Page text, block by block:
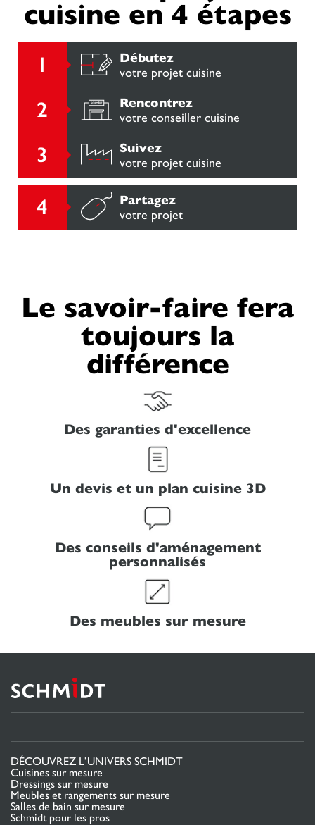
cuisine en 4 étapes
Débutez
votre projet cuisine
Rencontrez
votre conseiller cuisine
Suivez
votre projet cuisine
Partagez
votre projet
Le savoir-faire fera
toujours la
différence
Des garanties d'excellence
Un devis et un plan cuisine 3D
Des conseils d'aménagement
personnalisés
Des meubles sur mesure
DÉCOUVREZ L’UNIVERS SCHMIDT
Cuisines sur mesure
Dressings sur mesure
Meubles et rangements sur mesure
Salles de bain sur mesure
Schmidt pour les pros